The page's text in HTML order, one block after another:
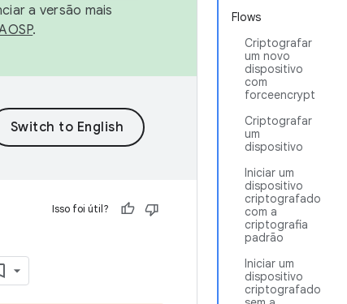
Flows
Criptografar
um novo
dispositivo
com
forceencrypt
Criptografar
um
dispositivo
Iniciar um
dispositivo
criptografado
com a
criptografia
padrão
Iniciar um
dispositivo
criptografado
a versão mais
.
Isso foi útil?